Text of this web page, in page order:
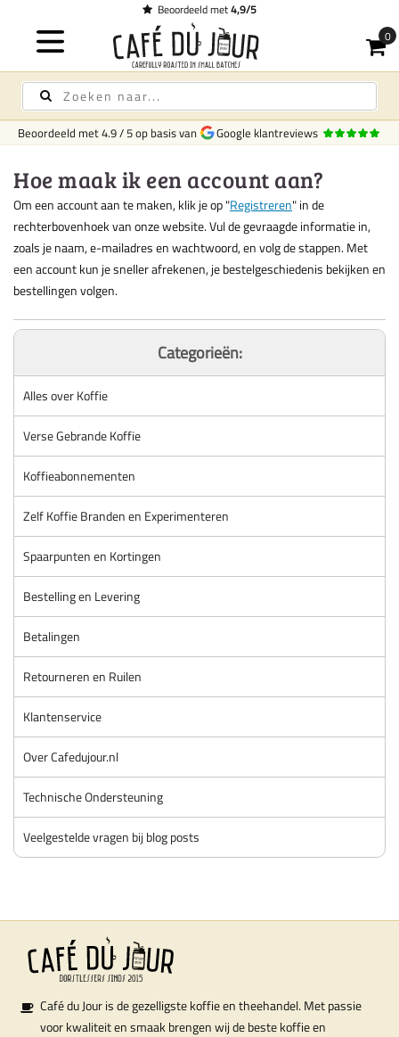
Beoordeeld met4,9/5
Beoordeeld met4.9/5op basis van Google klantreviews
Hoe maak ik een account aan?
Om een account aan te maken, klik je op "Registreren" in de
rechterbovenhoek van onze website. Vul de gevraagde informatie in,
zoals je naam, e-mailadres en wachtwoord, en volg de stappen. Met
een account kun je sneller afrekenen, je bestelgeschiedenis bekijken en
bestellingen volgen.
Categorieën:
Alles over Koffie
Verse Gebrande Koffie
Koffieabonnementen
Zelf Koffie Branden en Experimenteren
Spaarpunten en Kortingen
Bestelling en Levering
Betalingen
Retourneren en Ruilen
Klantenservice
Over Cafedujour.nl
Technische Ondersteuning
Veelgestelde vragen bij blog posts
Café du Jour is de gezelligste koffie en theehandel. Met passie
voor kwaliteit en smaak brengen wij de beste koffie en